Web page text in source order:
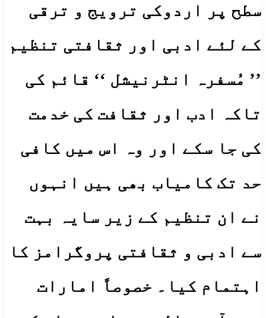
سطح پر اردوکی ترویج و ترقی
کے لئے ادبی اور ثقافتی تنظیم
’’ مُسفرہ انٹرنیشل ‘‘ قائم کی
تاکہ ادب اور ثقافت کی خدمت
کی جا سکے اور وہ اس میں کافی
حد تک کامیاب بھی ہیں انہوں
نے ان تنظیم کے زیر سایہ بہت
سے ادبی و ثقافتی پروگرامز کا
اہتمام کیا۔ خصوصاً امارات